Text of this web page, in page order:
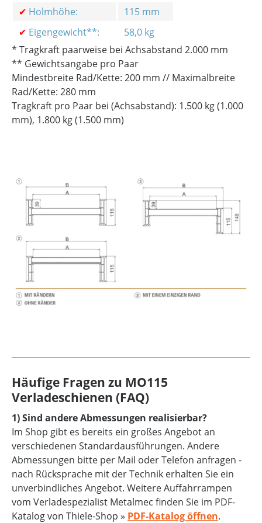
✔ Holmhöhe:
115 mm
✔ Eigengewicht**:
58,0 kg
* Tragkraft paarweise bei Achsabstand 2.000 mm
** Gewichtsangabe pro Paar
Mindestbreite Rad/Kette: 200 mm // Maximalbreite
Rad/Kette: 280 mm
Tragkraft pro Paar bei (Achsabstand): 1.500 kg (1.000
mm), 1.800 kg (1.500 mm)
Häufige Fragen zu MO115
Verladeschienen (FAQ)
1) Sind andere Abmessungen realisierbar?
Im Shop gibt es bereits ein großes Angebot an
verschiedenen Standardausführungen. Andere
Abmessungen bitte per Mail oder Telefon anfragen -
nach Rücksprache mit der Technik erhalten Sie ein
unverbindliches Angebot. Weitere Auffahrrampen
vom Verladespezialist Metalmec finden Sie im PDF-
Katalog von Thiele-Shop » PDF-Katalog öffnen.